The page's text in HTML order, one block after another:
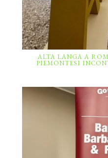
ALTA LANGA A
PIEMONTESI